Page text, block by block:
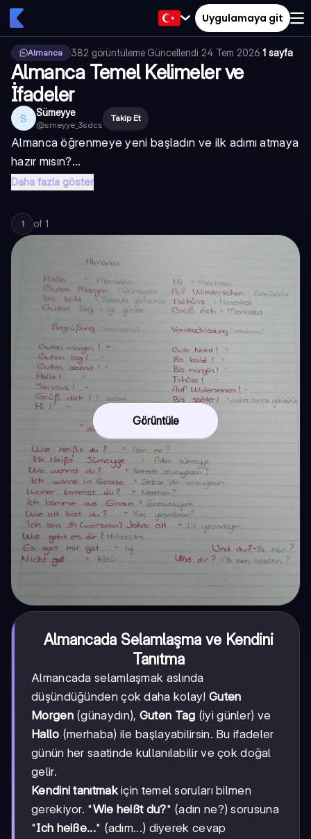
Uygulamaya git
Almanca 382 görüntüleme·Güncellendi 24 Tem 2026·1 sayfa
Almanca Temel Kelimeler ve
İfadeler
S Sümeyye
@smeyye_3sdcs
Takip Et
Almanca öğrenmeye yeni başladın ve ilk adımı atmaya
hazır mısın?...
Daha fazla göster
1 of 1
Görüntüle
Almancada Selamlaşma ve Kendini
Tanıtma
Almancada selamlaşmak aslında
düşündüğünden çok daha kolay!Guten
Morgen(günaydın), Guten Tag (iyi günler) ve
Hallo (merhaba) ile başlayabilirsin. Bu ifadeler
günün her saatinde kullanılabilir ve çok doğal
gelir.
Kendini tanıtmakiçin temel soruları bilmen
gerekiyor. "Wie heißt du?" (adın ne?) sorusuna
"Ich heiße..." (adım...) diyerek cevap